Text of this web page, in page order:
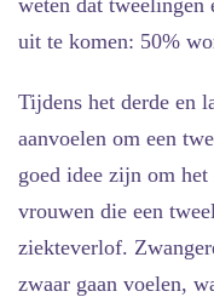
uit te komen: 50%
Tijdens het derde en
aanvoelen om een
goed idee zijn om het
vrouwen die een
ziekteverlof.
zwaar gaan voelen,